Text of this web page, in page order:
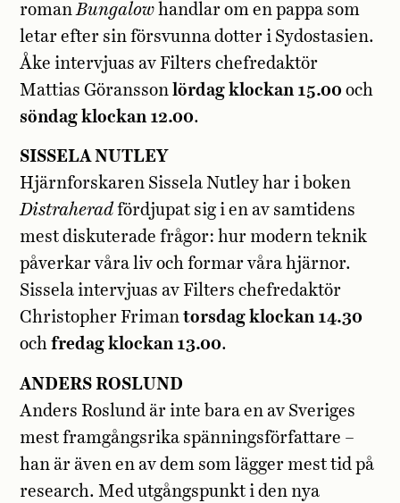
roman Bungalow handlar om en pappa som
letar efter sin försvunna dotter i Sydostasien.
Åke intervjuas av Filters chefredaktör
Mattias Göransson lördag klockan 15.00 och
söndag klockan 12.00.
SISSELA NUTLEY
Hjärnforskaren Sissela Nutley har i boken
Distraheradfördjupat sig i en av samtidens
mest diskuterade frågor: hur modern teknik
påverkar våra liv och formar våra hjärnor.
Sissela intervjuas av Filters chefredaktör
Christopher Frimantorsdag klockan 14.30
ochfredag klockan 13.00.
ANDERS ROSLUND
Anders Roslund är inte bara en av Sveriges
mest framgångsrika spänningsförfattare –
han är även en av dem som lägger mest tid på
research. Med utgångspunkt i den nya